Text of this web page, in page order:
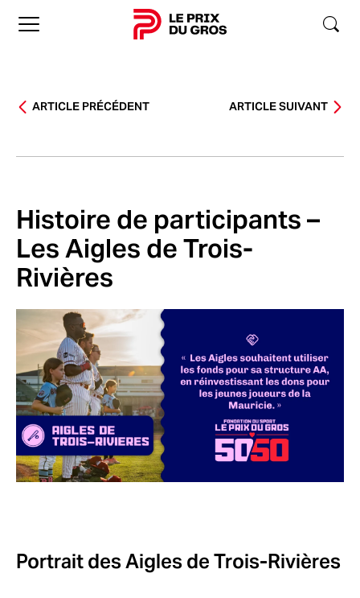
Accueil
ARTICLE PRÉCÉDENT ARTICLE SUIVANT
Histoire de participants –
Les Aigles de Trois-
Rivières
Portrait des Aigles de Trois-Rivières